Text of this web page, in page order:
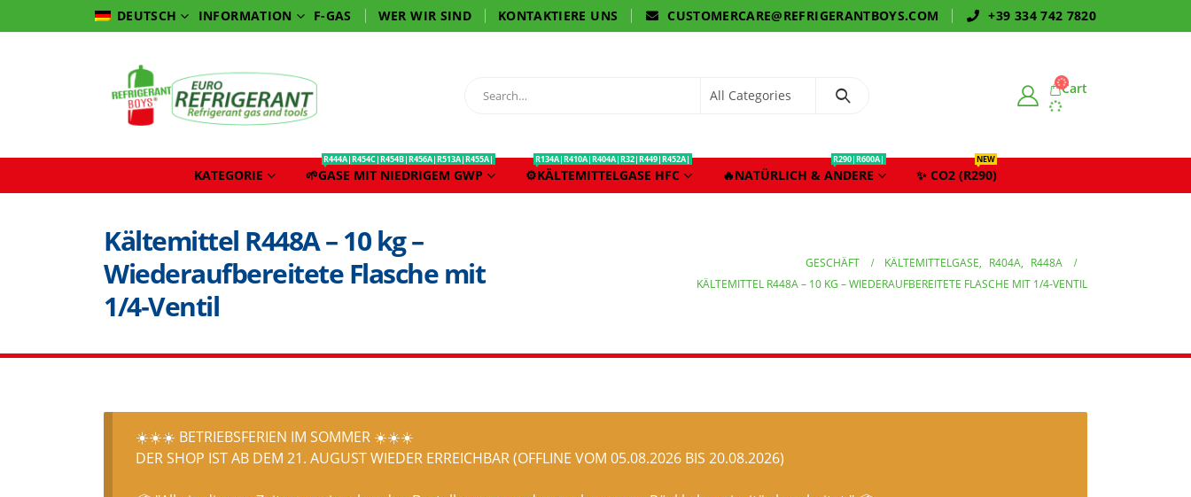
DEUTSCH INFORMATION F-GAS WER WIR SIND KONTAKTIERE UNS CUSTOMERCARE@REFRIGERANTBOYS.COM +39 334 742 7820
Cart
KATEGORIE 🌱GASE MIT NIEDRIGEM GWP
R444A|R454C|R454B|R456A|R513A|R455A|
⚙️KÄLTEMITTELGASE HFC
R134A|R410A|R404A|R32|R449|R452A|
🔥NATÜRLICH & ANDERE
R290|R600A|
✨ CO2 (R290)
NEW
Kältemittel R448A – 10 kg –
Wiederaufbereitete Flasche mit
1/4‑Ventil
GESCHÄFT KÄLTEMITTELGASE, R404A, R448A
KÄLTEMITTEL R448A – 10 KG – WIEDERAUFBEREITETE FLASCHE MIT 1/4‑VENTIL
☀️☀️☀️ BETRIEBSFERIEN IM SOMMER ☀️☀️☀️
DER SHOP IST AB DEM 21. AUGUST WIEDER ERREICHBAR (OFFLINE VOM 05.08.2026 BIS 20.08.2026)